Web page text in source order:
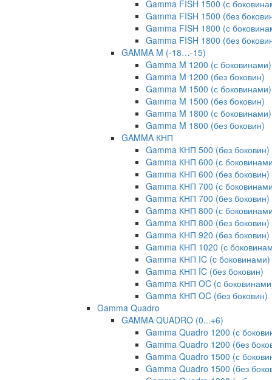
Gamma FISH 1500 (с
Gamma FISH 1500 (без
Gamma FISH 1800 (с
Gamma FISH 1800 (без
GAMMA M (-18…-15)
Gamma M 1200 (с боковинами)
Gamma M 1200 (без боковин)
Gamma M 1500 (с боковинами)
Gamma M 1500 (без боковин)
Gamma M 1800 (с боковинами)
Gamma M 1800 (без боковин)
GAMMA КНП
Gamma КНП 500 (без боковин)
Gamma КНП 600 (с
Gamma КНП 600 (без боковин)
Gamma КНП 700 (с
Gamma КНП 700 (без боковин)
Gamma КНП 800 (с
Gamma КНП 800 (без боковин)
Gamma КНП 920 (без боковин)
Gamma КНП 1020 (с
Gamma КНП IC (c боковинами)
Gamma КНП IC (без боковин)
Gamma КНП OC (c
Gamma КНП OC (без боковин)
Gamma Quadro
GAMMA QUADRO (0...+6)
Gamma Quadro 1200 (с
Gamma Quadro 1200 (без
Gamma Quadro 1500 (с
Gamma Quadro 1500 (без